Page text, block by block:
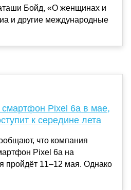
Бойд, «О женщинах и
и другие международные
смартфон Pixel 6a в мае,
к середине лета
что компания
Pixel 6a на
пройдёт 11–12 мая. Однако